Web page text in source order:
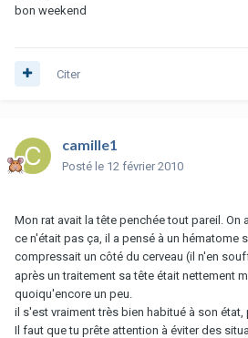
bon weekend
Citer
camille1
Posté le 12 février 2010
Mon rat avait la tête penchée tout pareil.
ce n'était pas ça, il a pensé à un hématome
compressait un côté du cerveau (il n'en
après un traitement sa tête était nettement
quoiqu'encore un peu.
il s'est vraiment très bien habitué à son état,
Il faut que tu prête attention à éviter des